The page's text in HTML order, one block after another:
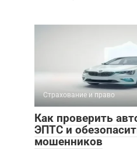
Страхование и право
Как проверить
ЭПТС и
мошенников